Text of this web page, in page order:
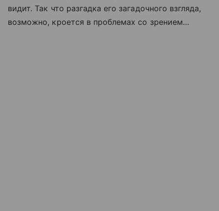
видит. Так что разгадка его загадочного взгляда,
возможно, кроется в проблемах со зрением…